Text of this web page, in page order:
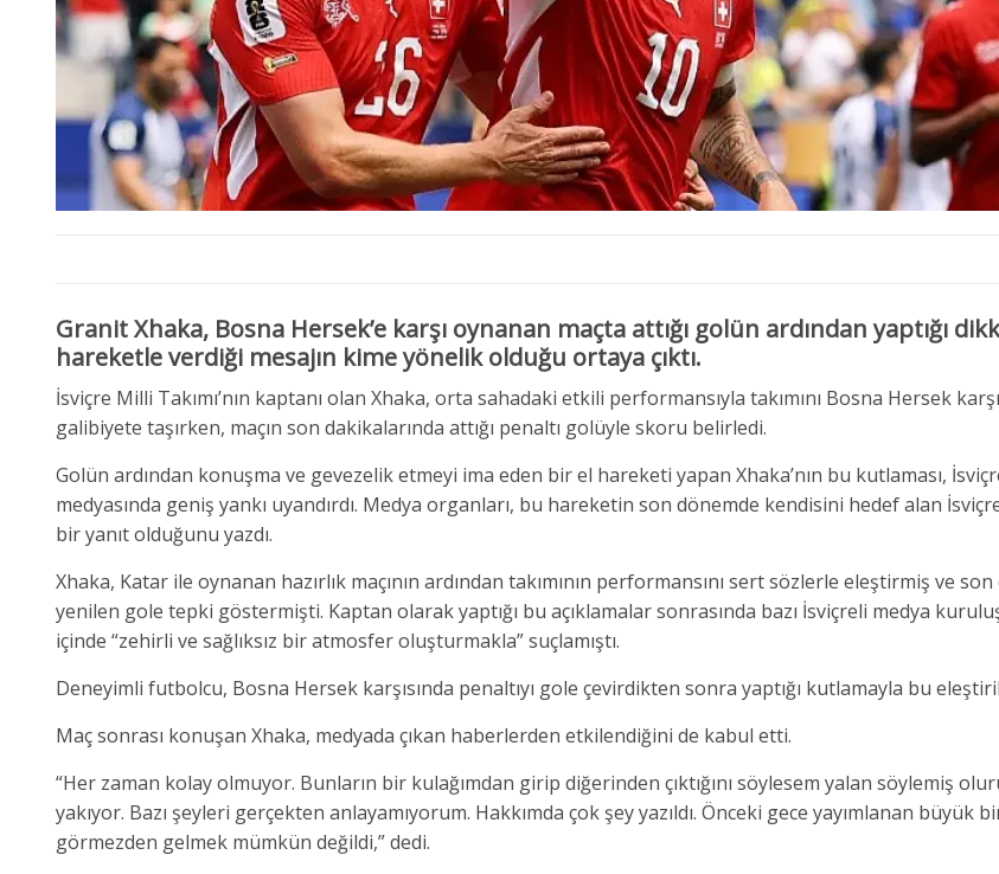
Granit Xhaka, Bosna Hersek’e karşı oynanan maçta attığı golün ardından yaptığı
hareketle verdiği mesajın kime yönelik olduğu ortaya çıktı.
İsviçre Milli Takımı’nın kaptanı olan Xhaka, orta sahadaki etkili performansıyla takımını Bosna Hersek
galibiyete taşırken, maçın son dakikalarında attığı penaltı golüyle skoru belirledi.
Golün ardından konuşma ve gevezelik etmeyi ima eden bir el hareketi yapan Xhaka’nın bu kutlaması,
medyasında geniş yankı uyandırdı. Medya organları, bu hareketin son dönemde kendisini hedef alan
bir yanıt olduğunu yazdı.
Xhaka, Katar ile oynanan hazırlık maçının ardından takımının performansını sert sözlerle eleştirmiş ve
yenilen gole tepki göstermişti. Kaptan olarak yaptığı bu açıklamalar sonrasında bazı İsviçreli medya
içinde “zehirli ve sağlıksız bir atmosfer oluşturmakla” suçlamıştı.
Deneyimli futbolcu, Bosna Hersek karşısında penaltıyı gole çevirdikten sonra yaptığı kutlamayla bu
Maç sonrası konuşan Xhaka, medyada çıkan haberlerden etkilendiğini de kabul etti.
“Her zaman kolay olmuyor. Bunların bir kulağımdan girip diğerinden çıktığını söylesem yalan söylemiş
yakıyor. Bazı şeyleri gerçekten anlayamıyorum. Hakkımda çok şey yazıldı. Önceki gece yayımlanan büyük
görmezden gelmek mümkün değildi,” dedi.